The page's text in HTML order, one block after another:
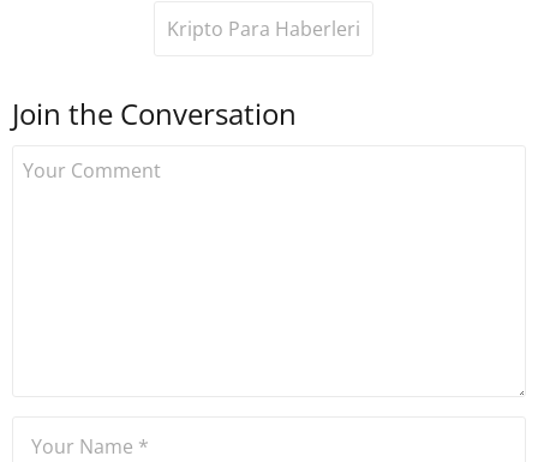
Kripto Para Haberleri
Join the Conversation